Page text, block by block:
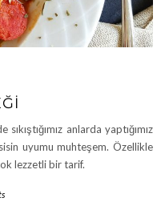
anlarda yaptığımız
uyumu muhteşem. Özellikle
lezzetli bir tarif.